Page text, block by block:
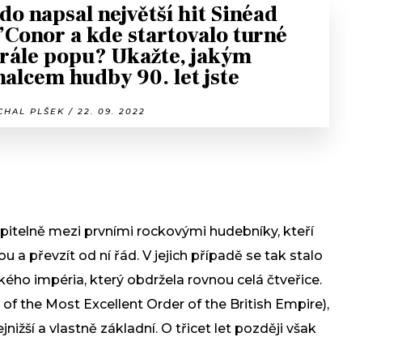
napsal největší hit Sinéad
a kde startovalo turné
popu? Ukažte, jakým
hudby 90. let jste
PLŠEK / 22. 09. 2022
mezi prvními rockovými hudebníky, kteří
a převzít od ní řád. V jejich případě se tak stalo
impéria, který obdržela rovnou celá čtveřice.
the Most Excellent Order of the British Empire),
a vlastně základní. O třicet let později však